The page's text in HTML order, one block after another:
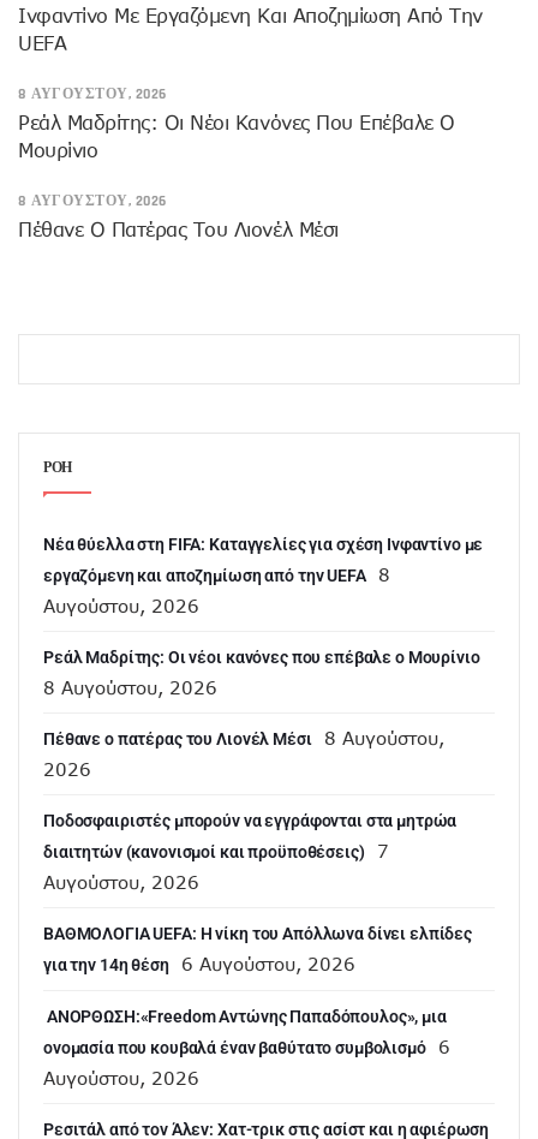
Ινφαντίνο Με Εργαζόμενη Και Αποζημίωση Από Την
UEFA
8 ΑΥΓΟΎΣΤΟΥ, 2026
Ρεάλ Μαδρίτης: Οι Νέοι Κανόνες Που Επέβαλε Ο
Μουρίνιο
8 ΑΥΓΟΎΣΤΟΥ, 2026
Πέθανε Ο Πατέρας Του Λιονέλ Μέσι
ΡΟΗ
Νέα θύελλα στη FIFA: Καταγγελίες για σχέση Ινφαντίνο με
εργαζόμενη και αποζημίωση από την UEFA
8
Αυγούστου, 2026
Ρεάλ Μαδρίτης: Οι νέοι κανόνες που επέβαλε ο Μουρίνιο
8 Αυγούστου, 2026
Πέθανε ο πατέρας του Λιονέλ Μέσι
8 Αυγούστου,
2026
Ποδοσφαιριστές μπορούν να εγγράφονται στα μητρώα
διαιτητών (κανονισμοί και προϋποθέσεις)
7
Αυγούστου, 2026
ΒΑΘΜΟΛΟΓΙΑ UEFA: Η νίκη του Απόλλωνα δίνει ελπίδες
για την 14η θέση
6 Αυγούστου, 2026
ANOΡΘΩΣΗ:«Freedom Αντώνης Παπαδόπουλος», μια
ονομασία που κουβαλά έναν βαθύτατο συμβολισμό
6
Αυγούστου, 2026
Ρεσιτάλ από τον Άλεν: Χατ-τρικ στις ασίστ και η αφιέρωση